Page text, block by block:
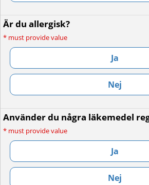
Är du allergisk?
* must provide value
Ja
Nej
Använder du några läkemedel
* must provide value
Ja
Nej